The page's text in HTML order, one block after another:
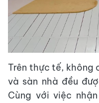
Trên thực tế, không
và sàn nhà đều
Cùng với việc